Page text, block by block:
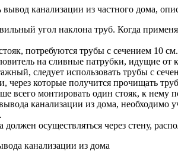
вывод канализации из частного дома,
угол наклона труб. Когда
потребуются трубы с сечением 10 см.
на сливные патрубки, идущие от
следует использовать трубы с
которые получится прочищать
всего монтировать один стояк, к нему
канализации из дома,
осуществляться через стену,